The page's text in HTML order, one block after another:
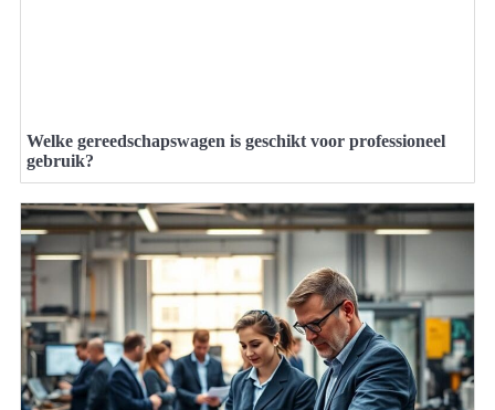
Welke gereedschapswagen is geschikt voor professioneel
gebruik?